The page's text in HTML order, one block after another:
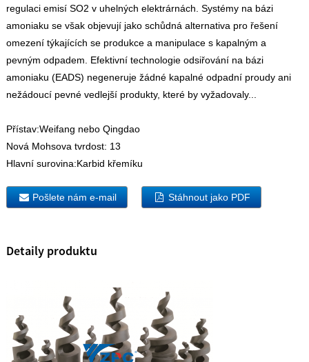
regulaci emisí SO2 v uhelných elektrárnách. Systémy na bázi
amoniaku se však objevují jako schůdná alternativa pro řešení
omezení týkajících se produkce a manipulace s kapalným a
pevným odpadem. Efektivní technologie odsiřování na bázi
amoniaku (EADS) negeneruje žádné kapalné odpadní proudy ani
nežádoucí pevné vedlejší produkty, které by vyžadovaly...
Přístav:Weifang nebo Qingdao
Nová Mohsova tvrdost: 13
Hlavní surovina:Karbid křemíku
Pošlete nám e-mail Stáhnout jako PDF
Detaily produktu